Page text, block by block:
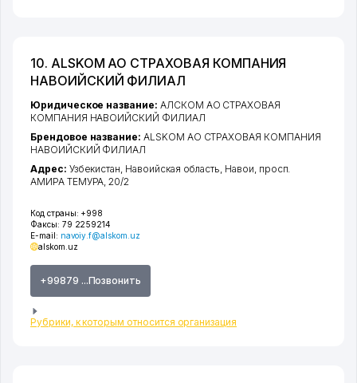
10. ALSKOM АО СТРАХОВАЯ КОМПАНИЯ
НАВОИЙСКИЙ ФИЛИАЛ
Код страны: +998
Факсы: 79 2259214
E-mail: navoiy.f@alskom.uz
alskom.uz
+99879 ...Позвонить
Рубрики, к которым относится организация
Юридическое название: АЛСКОМ АО СТРАХОВАЯ
КОМПАНИЯ НАВОИЙСКИЙ ФИЛИАЛ
Брендовое название: ALSKOM АО СТРАХОВАЯ КОМПАНИЯ
НАВОИЙСКИЙ ФИЛИАЛ
Адрес: Узбекистан, Навоийская область Навои просп.
АМИРА ТЕМУРА , 20/2